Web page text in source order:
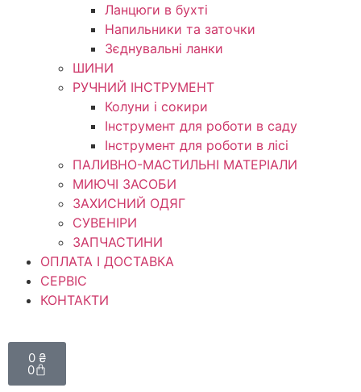
Ланцюги в бухті
Напильники та заточки
Зєднувальні ланки
ШИНИ
РУЧНИЙ ІНСТРУМЕНТ
Колуни і сокири
Інструмент для роботи в саду
Інструмент для роботи в лісі
ПАЛИВНО-МАСТИЛЬНІ МАТЕРІАЛИ
МИЮЧІ ЗАСОБИ
ЗАХИСНИЙ ОДЯГ
СУВЕНІРИ
ЗАПЧАСТИНИ
ОПЛАТА І ДОСТАВКА
СЕРВІС
КОНТАКТИ
0 ₴
0